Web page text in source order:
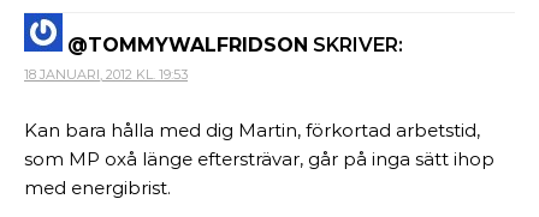
@TOMMYWALFRIDSON SKRIVER:
18 JANUARI, 2012 KL. 19:53
Kan bara hålla med dig Martin, förkortad arbetstid,
som MP oxå länge eftersträvar, går på inga sätt ihop
med energibrist.